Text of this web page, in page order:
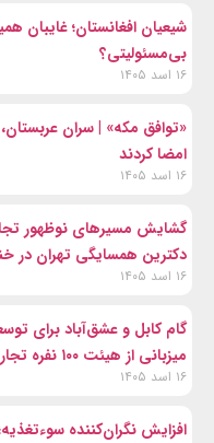
شیعیان افغانستان؛ غایبان
بی‌مسئولیتی؟
۱۶ اسد ۱۴۰۵
«توافق مکه» | سران
امضا کردند
۱۶ اسد ۱۴۰۵
گشایش مسیرهای نوظهور
دکترین همسایگی تهران در
۱۶ اسد ۱۴۰۵
گام کابل و عشق‌آباد برای
میزبانی از هیئت ۱۰۰ نفره تجار ترکمنستان
۱۶ اسد ۱۴۰۵